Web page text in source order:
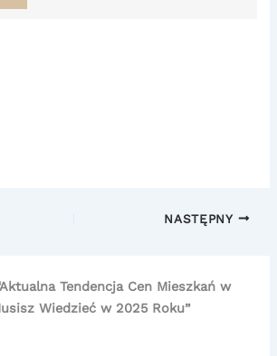
NASTĘPNY
Tendencja Cen Mieszkań w
Wiedzieć w 2025 Roku”